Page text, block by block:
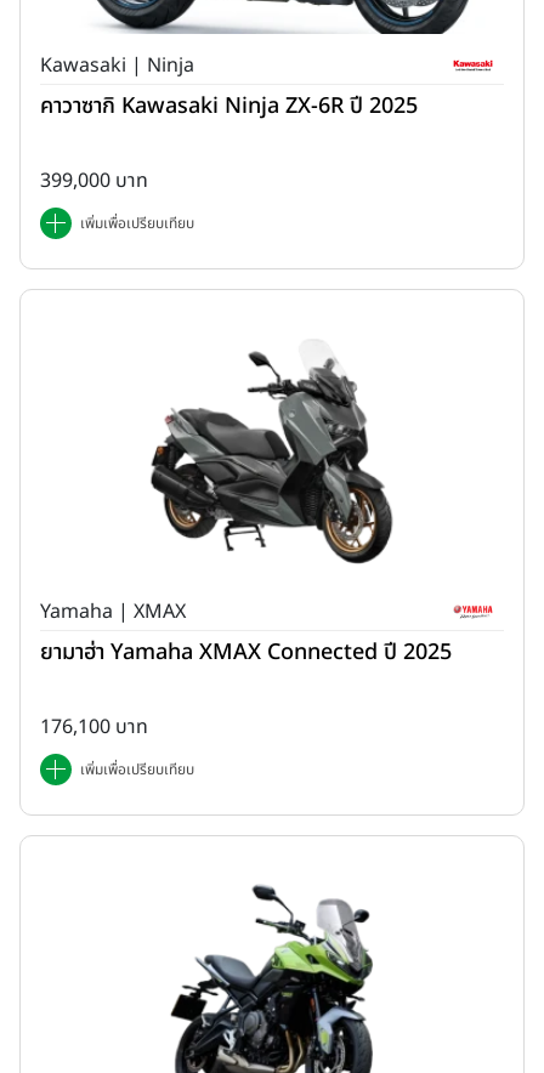
Kawasaki | Ninja
คาวาซากิ Kawasaki Ninja ZX-6R ปี 2025
399,000 บาท
เพิ่มเพื่อเปรียบเทียบ
Yamaha | XMAX
ยามาฮ่า Yamaha XMAX Connected ปี 2025
176,100 บาท
เพิ่มเพื่อเปรียบเทียบ